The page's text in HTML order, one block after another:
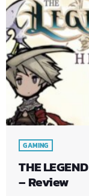
GAMING
THE
– Review